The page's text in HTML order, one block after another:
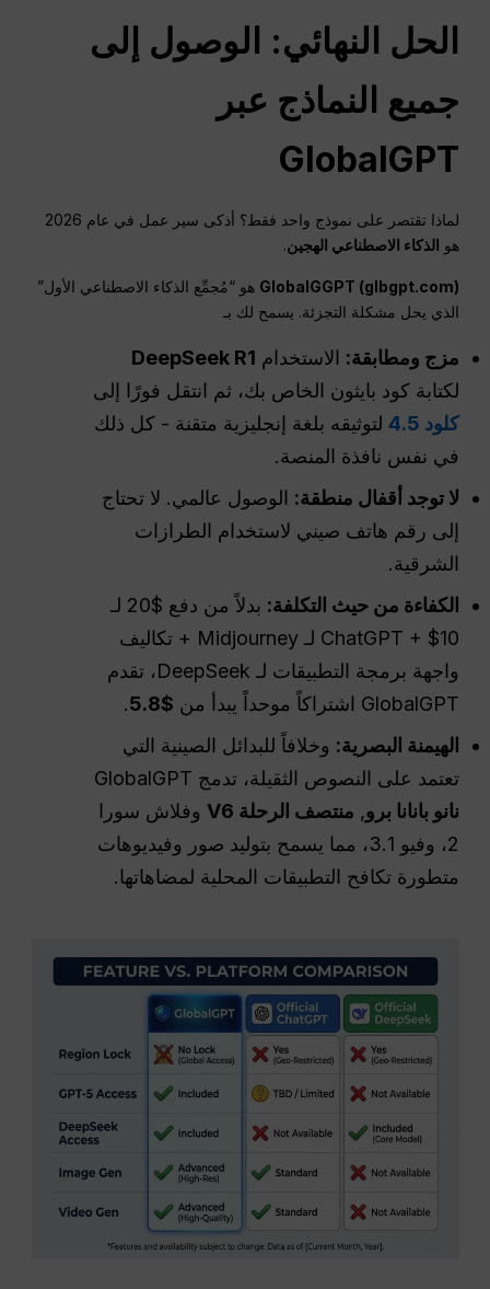
الحل النهائي: الوصول إلى
جميع النماذج عبر
GlobalGPT
لماذا تقتصر على نموذج واحد فقط؟ أذكى سير عمل في عام 2026
هو الذكاء الاصطناعي الهجين.
GlobalGGPT (glbgpt.com) هو “مُجمِّع الذكاء الاصطناعي الأول”
الذي يحل مشكلة التجزئة. يسمح لك بـ
مزج ومطابقة: الاستخدام DeepSeek R1
لكتابة كود بايثون الخاص بك، ثم انتقل فورًا إلى
كلود 4.5
لتوثيقه بلغة إنجليزية متقنة - كل ذلك
في نفس نافذة المنصة.
لا توجد أقفال منطقة: الوصول عالمي. لا تحتاج
إلى رقم هاتف صيني لاستخدام الطرازات
الشرقية.
الكفاءة من حيث التكلفة:
بدلاً من دفع $20 لـ
ChatGPT + $10 لـ Midjourney + تكاليف
واجهة برمجة التطبيقات لـ DeepSeek، تقدم
GlobalGPT اشتراكاً موحداً يبدأ من
$5.8
.
الهيمنة البصرية: وخلافاً للبدائل الصينية التي
تعتمد على النصوص الثقيلة، تدمج GlobalGPT
نانو بانانا برو, منتصف الرحلة V6
وفلاش سورا
2، وفيو 3.1، مما يسمح بتوليد صور وفيديوهات
متطورة تكافح التطبيقات المحلية لمضاهاتها.